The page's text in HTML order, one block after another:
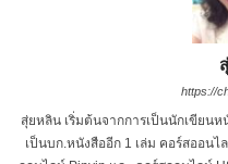
https://
สุ่ยหลิน เริ่มต้นจากการเป็นนักเขียน
เป็นบก.หนังสืออีก 1 เล่ม คอร์สออน